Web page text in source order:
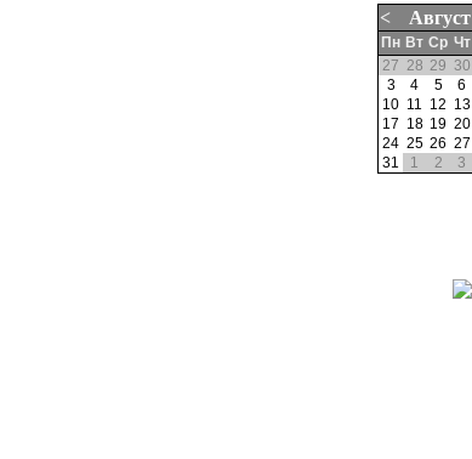
< Август
Пн Вт Ср Чт
27 28 29 30
3
4 5 6
10 11 12 13
17 18 19 20
24 25 26 27
31
1 2 3